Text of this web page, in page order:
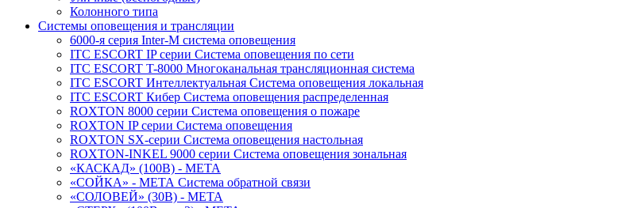
Колонного типа
Системы оповещения и трансляции
6000-я серия Inter-M система оповещения
ITC ESCORT IP серии Система оповещения по сети
ITC ESCORT T-8000 Многоканальная трансляционная система
ITC ESCORT Интеллектуальная Система оповещения локальная
ITC ESCORT Кибер Система оповещения распределенная
ROXTON 8000 серии Система оповещения о пожаре
ROXTON IP серии Система оповещения
ROXTON SX-серии Система оповещения настольная
ROXTON-INKEL 9000 серии Система оповещения зональная
«КАСКАД» (100В) - МЕТА
«СОЙКА» - МЕТА Система обратной связи
«СОЛОВЕЙ» (30В) - МЕТА